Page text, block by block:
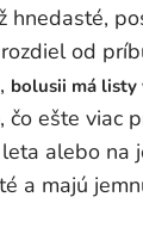
hnedasté,
od
bolusii má listy
, čo ešte viac
alebo na
a majú